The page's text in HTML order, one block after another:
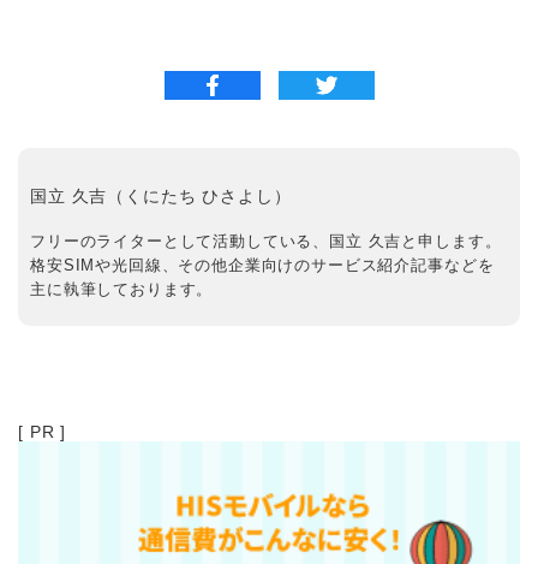
国立 久吉（くにたち ひさよし）
フリーのライターとして活動している、国立 久吉と申します。
格安SIMや光回線、その他企業向けのサービス紹介記事などを
主に執筆しております。
[ PR ]